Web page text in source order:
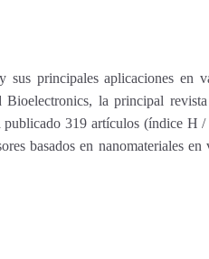
principales aplicaciones en
la principal revista
319 artículos (índice H
basados en nanomateriales en